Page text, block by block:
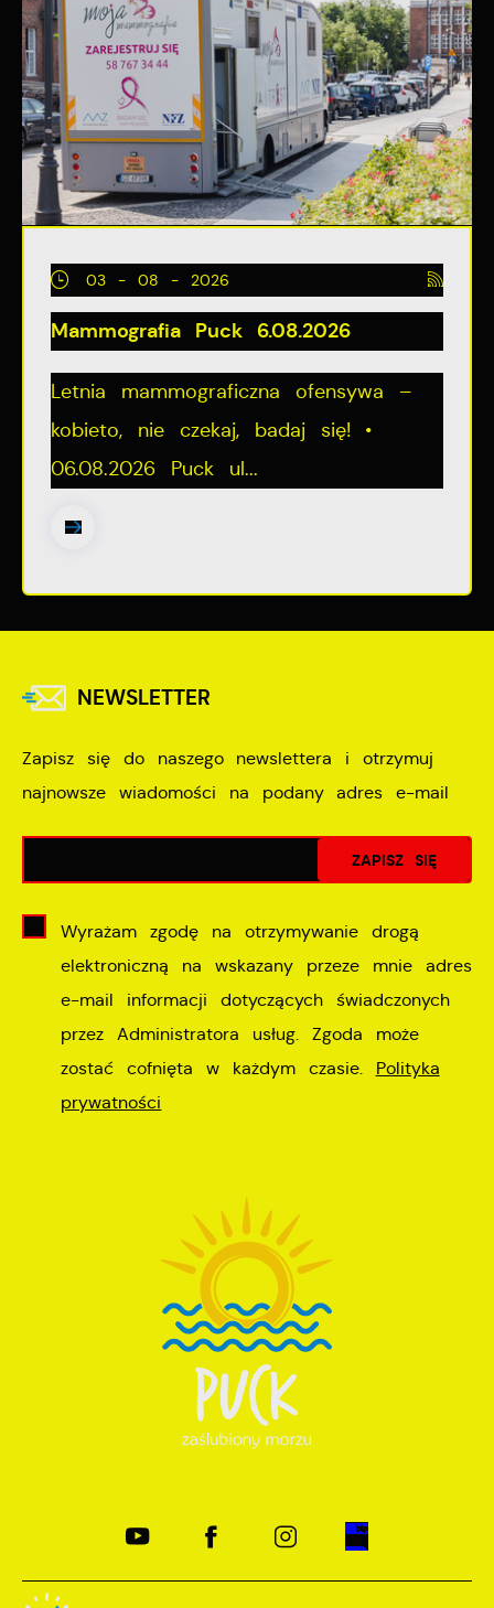
03 - 08 - 2026
Mammografia Puck 6.08.2026
Letnia mammograficzna ofensywa –
kobieto, nie czekaj, badaj się! •
06.08.2026 Puck ul...
NEWSLETTER
Zapisz się do naszego newslettera i otrzymuj
najnowsze wiadomości na podany adres e-mail
Wyrażam zgodę na otrzymywanie drogą
elektroniczną na wskazany przeze mnie adres
e-mail informacji dotyczących świadczonych
przez Administratora usług. Zgoda może
zostać cofnięta w każdym czasie. Polityka
prywatności